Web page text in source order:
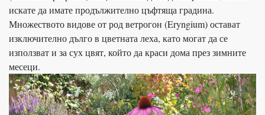
искате да имате продължително цъфтяща градина.
Множеството видове от род ветрогон (Eryngium) остават
изключително дълго в цветната леха, като могат да се
използват и за сух цвят, който да краси дома през зимните
месеци.